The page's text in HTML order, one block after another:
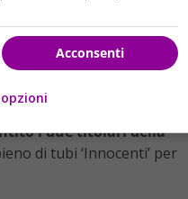
lavapavimenti di
pulizia di pavimenti. È
aperta dal capo
accertamenti. Nella
i due titolari della
di tubi ‘Innocenti’ per
Acconsenti